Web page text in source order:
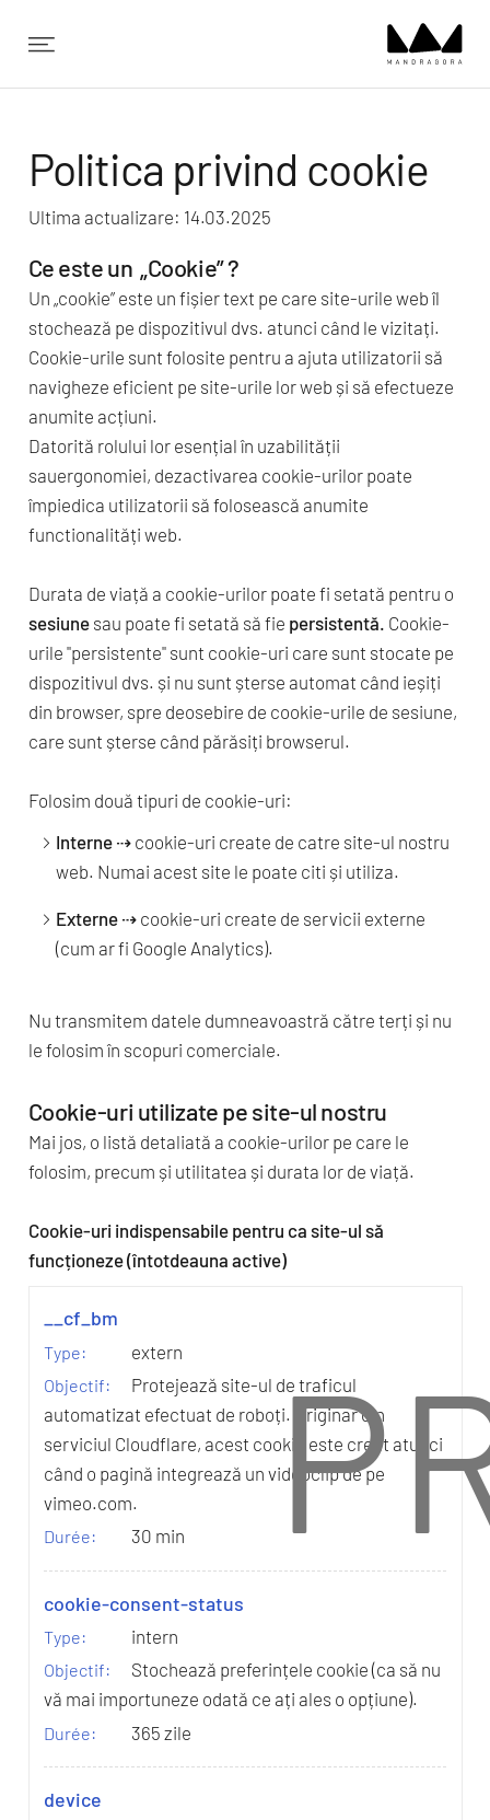
Politica privind cookie
Ultima actualizare: 14.03.2025
Ce este un „Cookie” ?
Un „cookie” este un fișier text pe care site-urile web îl
stochează pe dispozitivul dvs. atunci când le vizitați.
Cookie-urile sunt folosite pentru a ajuta utilizatorii să
navigheze eficient pe site-urile lor web și să efectueze
anumite acțiuni.
Datorită rolului lor esențial în uzabilității
sauergonomiei, dezactivarea cookie-urilor poate
împiedica utilizatorii să folosească anumite
functionalități web.
Durata de viață a cookie-urilor poate fi setată pentru o
sesiunesau poate fi setată să fie persistentă. Cookie-
urile "persistente" sunt cookie-uri care sunt stocate pe
dispozitivul dvs. și nu sunt șterse automat când ieșiți
din browser, spre deosebire de cookie-urile de sesiune,
care sunt șterse când părăsiți browserul.
Folosim două tipuri de cookie-uri:
Interne ⇢ cookie-uri create de catre site-ul nostru
web. Numai acest site le poate citi și utiliza.
Externe ⇢ cookie-uri create de servicii externe
(cum ar fi Google Analytics).
Nu transmitem datele dumneavoastră către terți și nu
le folosim în scopuri comerciale.
Cookie-uri utilizate pe site-ul nostru
Mai jos, o listă detaliată a cookie-urilor pe care le
folosim, precum și utilitatea și durata lor de viață.
Cookie-uri indispensabile pentru ca site-ul să
funcționeze (întotdeauna active)
__cf_bm
extern
Protejează site-ul de traficul
automatizat efectuat de roboți. Originar din
serviciul Cloudflare, acest cookie este creat atunci
când o pagină integrează un videoclip de pe
vimeo.com.
30 min
cookie-consent-status
intern
Stochează preferințele cookie (ca să nu
vă mai importuneze odată ce ați ales o opțiune).
365 zile
device